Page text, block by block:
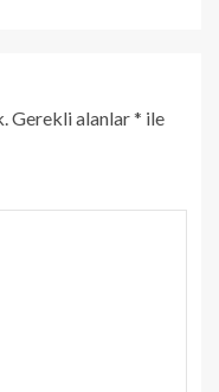
Gerekli alanlar* ile